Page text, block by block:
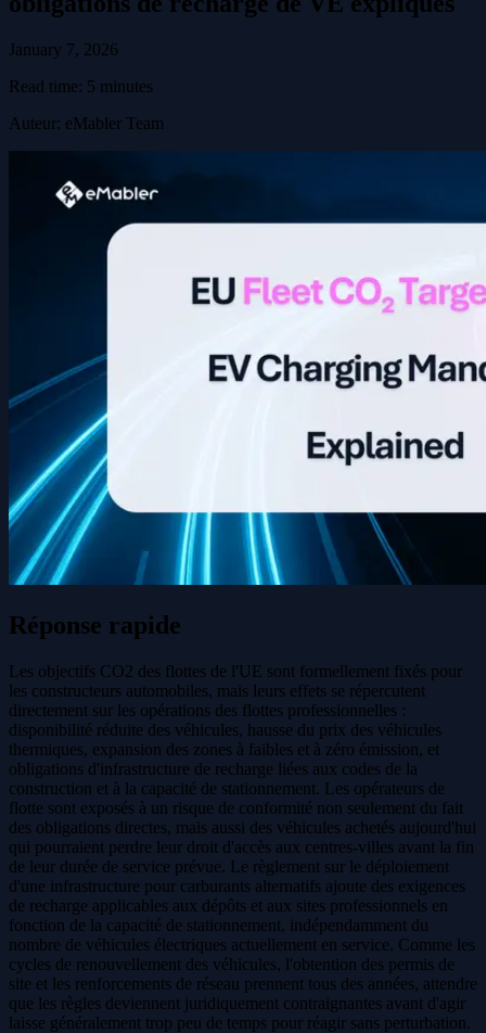
January 7, 2026
Read time: 5 minutes
Auteur: eMabler Team
Réponse rapide
Les objectifs CO2 des flottes de l'UE sont formellement fixés pour
les constructeurs automobiles, mais leurs effets se répercutent
directement sur les opérations des flottes professionnelles :
disponibilité réduite des véhicules, hausse du prix des véhicules
thermiques, expansion des zones à faibles et à zéro émission, et
obligations d'infrastructure de recharge liées aux codes de la
construction et à la capacité de stationnement. Les opérateurs de
flotte sont exposés à un risque de conformité non seulement du fait
des obligations directes, mais aussi des véhicules achetés aujourd'hui
qui pourraient perdre leur droit d'accès aux centres-villes avant la fin
de leur durée de service prévue. Le règlement sur le déploiement
d'une infrastructure pour carburants alternatifs ajoute des exigences
de recharge applicables aux dépôts et aux sites professionnels en
fonction de la capacité de stationnement, indépendamment du
nombre de véhicules électriques actuellement en service. Comme les
cycles de renouvellement des véhicules, l'obtention des permis de
site et les renforcements de réseau prennent tous des années, attendre
que les règles deviennent juridiquement contraignantes avant d'agir
laisse généralement trop peu de temps pour réagir sans perturbation.